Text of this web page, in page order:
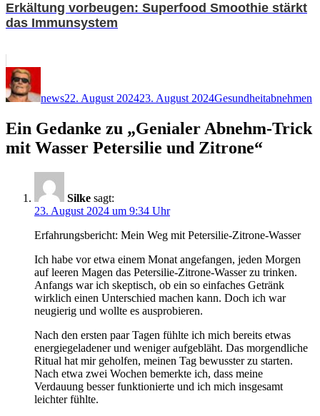
Erkältung vorbeugen: Superfood Smoothie stärkt
das Immunsystem
news22. August 202423. August 2024Gesundheitabnehmen
Ein Gedanke zu „Genialer Abnehm-Trick
mit Wasser Petersilie und Zitrone“
Silke sagt:
23. August 2024 um 9:34 Uhr
Erfahrungsbericht: Mein Weg mit Petersilie-Zitrone-Wasser
Ich habe vor etwa einem Monat angefangen, jeden Morgen
auf leeren Magen das Petersilie-Zitrone-Wasser zu trinken.
Anfangs war ich skeptisch, ob ein so einfaches Getränk
wirklich einen Unterschied machen kann. Doch ich war
neugierig und wollte es ausprobieren.
Nach den ersten paar Tagen fühlte ich mich bereits etwas
energiegeladener und weniger aufgebläht. Das morgendliche
Ritual hat mir geholfen, meinen Tag bewusster zu starten.
Nach etwa zwei Wochen bemerkte ich, dass meine
Verdauung besser funktionierte und ich mich insgesamt
leichter fühlte.